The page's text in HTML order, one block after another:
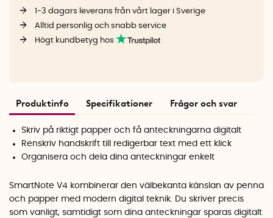
1-3 dagars leverans från vårt lager i Sverige
Alltid personlig och snabb service
Högt kundbetyg hos
Produktinfo Specifikationer Frågor och svar
Skriv på riktigt papper och få anteckningarna digitalt
Renskriv handskrift till redigerbar text med ett klick
Organisera och dela dina anteckningar enkelt
SmartNote V4 kombinerar den välbekanta känslan av penna
och papper med modern digital teknik. Du skriver precis
som vanligt, samtidigt som dina anteckningar sparas digitalt